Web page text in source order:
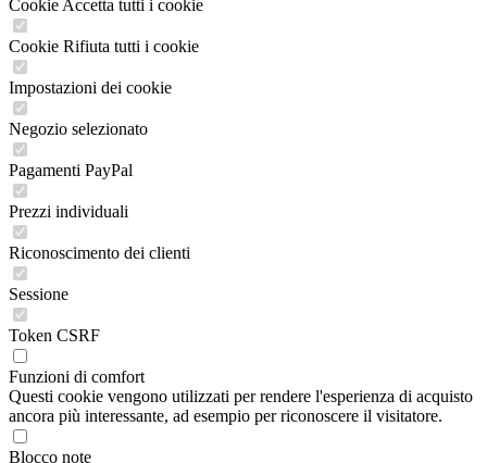
Cookie Accetta tutti i cookie
Cookie Rifiuta tutti i cookie
Impostazioni dei cookie
Negozio selezionato
Pagamenti PayPal
Prezzi individuali
Riconoscimento dei clienti
Sessione
Token CSRF
Funzioni di comfort
Questi cookie vengono utilizzati per rendere l'esperienza di acquisto
ancora più interessante, ad esempio per riconoscere il visitatore.
Blocco note